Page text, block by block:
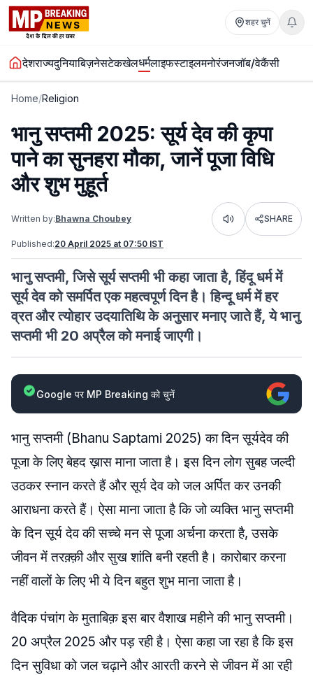
शहर चुनें
देशराज्यदुनियाबिज़नेसटेकखेलधर्मलाइफस्टाइलमनोरंजनजॉब/वेकैंसी
Home/Religion
भानु सप्तमी 2025: सूर्य देव की कृपा
पाने का सुनहरा मौका, जानें पूजा विधि
और शुभ मुहूर्त
Written by:Bhawna Choubey Listen SHARE
Published:20 April 2025 at 07:50 IST
भानु सप्तमी, जिसे सूर्य सप्तमी भी कहा जाता है, हिंदू धर्म में
सूर्य देव को समर्पित एक महत्वपूर्ण दिन है। हिन्दू धर्म में हर
व्रत और त्योहार उदयातिथि के अनुसार मनाए जाते हैं, ये भानु
सप्तमी भी 20 अप्रैल को मनाई जाएगी।
Google पर MP Breaking को चुनें
भानु सप्तमी (Bhanu Saptami 2025) का दिन सूर्यदेव की
पूजा के लिए बेहद ख़ास माना जाता है। इस दिन लोग सुबह जल्दी
उठकर स्नान करते हैं और सूर्य देव को जल अर्पित कर उनकी
आराधना करते हैं। ऐसा माना जाता है कि जो व्यक्ति भानु सप्तमी
के दिन सूर्य देव की सच्चे मन से पूजा अर्चना करता है, उसके
जीवन में तरक़्क़ी और सुख शांति बनी रहती है। कारोबार करना
नहीं वालों के लिए भी ये दिन बहुत शुभ माना जाता है।
वैदिक पंचांग के मुताबिक़ इस बार वैशाख महीने की भानु सप्तमी।
20 अप्रैल 2025 और पड़ रही है। ऐसा कहा जा रहा है कि इस
दिन सुविधा को जल चढ़ाने और आरती करने से जीवन में आ रही